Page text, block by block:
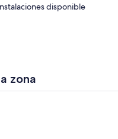
disponible
zona